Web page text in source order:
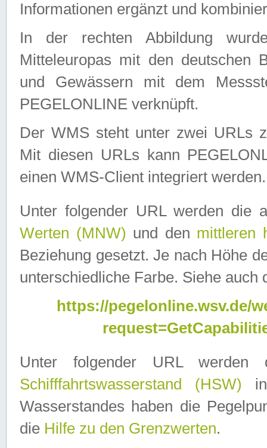
Informationen ergänzt und
In der rechten Abbildung
Mitteleuropas mit den deutschen
und Gewässern mit dem
PEGELONLINE verknüpft.
Der WMS steht unter zwei URLs
Mit diesen URLs kann
einen WMS-Client integriert werden.
Unter folgender URL werden die
Werten (MNW) und den mittleren
Beziehung gesetzt. Je nach Höhe
unterschiedliche Farbe. Siehe auch
https://pegelonline.wsv.de/
Unter folgender URL
Schifffahrtswasserstand (HSW)
Wasserstandes haben die
die Hilfe zu den Grenzwerten.